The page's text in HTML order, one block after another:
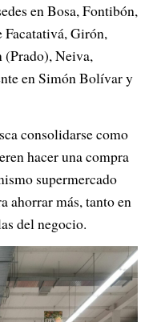
en Bosa, Fontibón,
Facatativá, Girón,
Neiva,
en Simón Bolívar y
consolidarse como
hacer una compra
supermercado
ahorrar más, tanto en
del negocio.